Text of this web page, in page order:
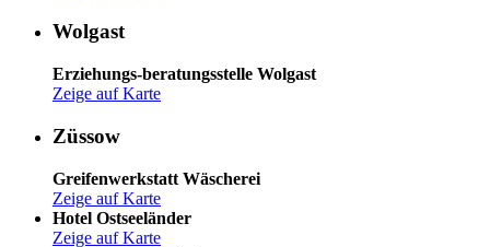
Wolgast
Erziehungs-beratungsstelle Wolgast
Zeige auf Karte
Züssow
Greifenwerkstatt Wäscherei
Zeige auf Karte
Hotel Ostseeländer
Zeige auf Karte